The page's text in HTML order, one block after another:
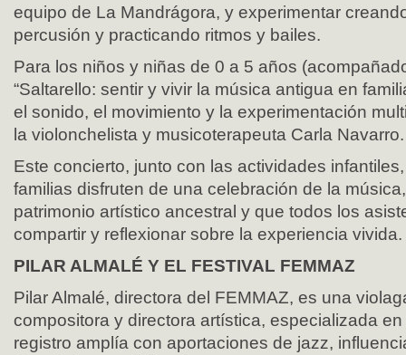
equipo de La Mandrágora, y experimentar
percusión y practicando ritmos y bailes.
Para los niños y niñas de 0 a 5 años
“Saltarello: sentir y vivir la música antigua en
el sonido, el movimiento y la experimentación
la violonchelista y musicoterapeuta Carla Navarro.
Este concierto, junto con las actividades
familias disfruten de una celebración de la
patrimonio artístico ancestral y que todos los
compartir y reflexionar sobre la experiencia vivida.
PILAR ALMALÉ Y EL FESTIVAL FEMMAZ
Pilar Almalé, directora del FEMMAZ, es una
compositora y directora artística, especializada
registro amplía con aportaciones de jazz,